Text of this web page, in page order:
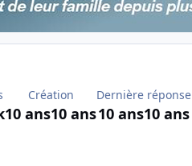
Création
10 ans10 ans
Dernière réponse
10 ans10 ans